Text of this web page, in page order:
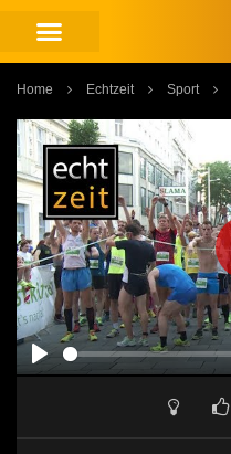
Home Echtzeit Sport
PLAY